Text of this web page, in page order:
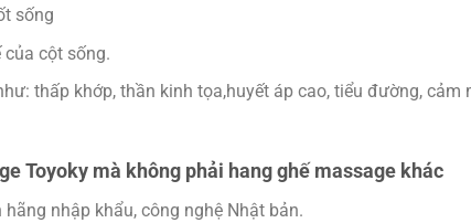
sống
cột sống.
thấp khớp, thần kinh tọa,huyết áp cao, tiểu đường,
Toyoky mà không phải hang ghế massage khác
nhập khẩu, công nghệ Nhật bản.